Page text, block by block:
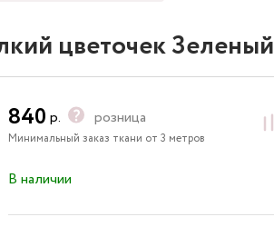
цветочек Зеленый
840 р. розница
Минимальный заказ ткани от 3 метров
В наличии